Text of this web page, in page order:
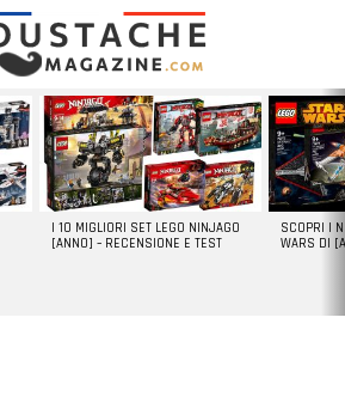
I 10 MIGLIORI SET LEGO NINJAGO
[ANNO] – RECENSIONE E TEST
SCOPRI I
WARS DI